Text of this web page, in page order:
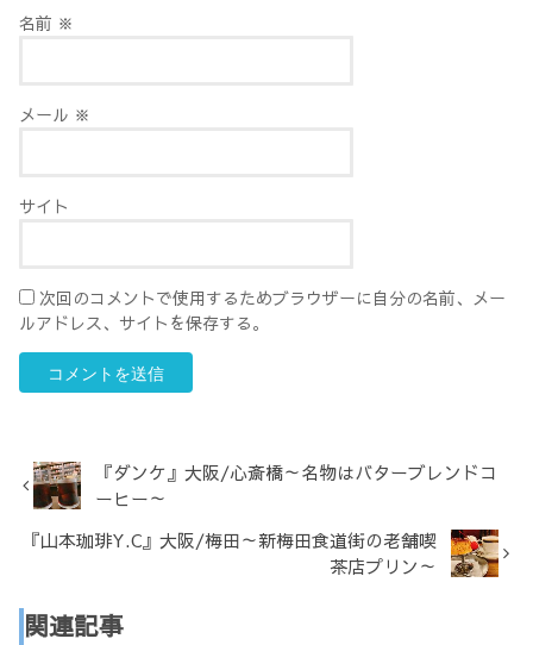
名前 ※
メール ※
サイト
次回のコメントで使用するためブラウザーに自分の名前、メー
ルアドレス、サイトを保存する。
『ダンケ』大阪/心斎橋～名物はバターブレンドコ
ーヒー～
『山本珈琲Y.C』大阪/梅田～新梅田食道街の老舗喫
茶店プリン～
関連記事